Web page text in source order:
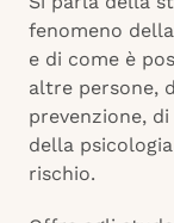
fenomeno
e di come è
altre persone,
prevenzione,
della
rischio.